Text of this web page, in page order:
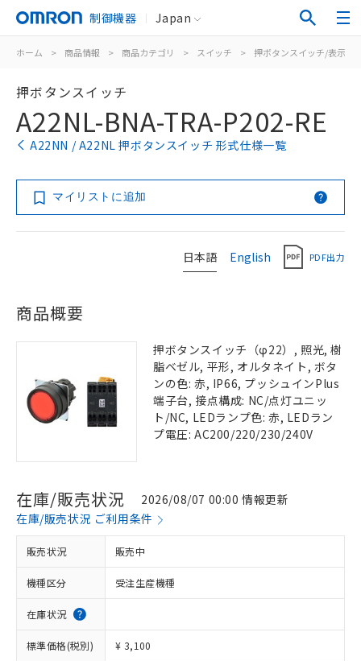
制御機器 Japan
ホーム > 商品情報 > 商品カテゴリ > スイッチ > 押ボタンスイッチ/表示灯
押ボタンスイッチ
A22NL-BNA-TRA-P202-RE
A22NN / A22NL 押ボタンスイッチ 形式仕様一覧
マイリストに追加
日本語 English PDF出力
商品概要
押ボタンスイッチ（φ22）, 照光, 樹
脂ベゼル, 平形, オルタネイト, ボタ
ンの色: 赤, IP66, プッシュインPlus
端子台, 接点構成: NC/点灯ユニッ
ト/NC, LEDランプ色: 赤, LEDラン
プ電圧: AC200/220/230/240V
在庫/販売状況
2026/08/07 00:00 情報更新
在庫/販売状況 ご利用条件
販売状況 販売中
機種区分 受注生産機種
在庫状況
標準価格(税別) ¥ 3,100